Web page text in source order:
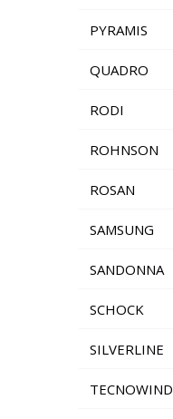
PYRAMIS
QUADRO
RODI
ROHNSON
ROSAN
SAMSUNG
SANDONNA
SCHOCK
SILVERLINE
TECNOWIND